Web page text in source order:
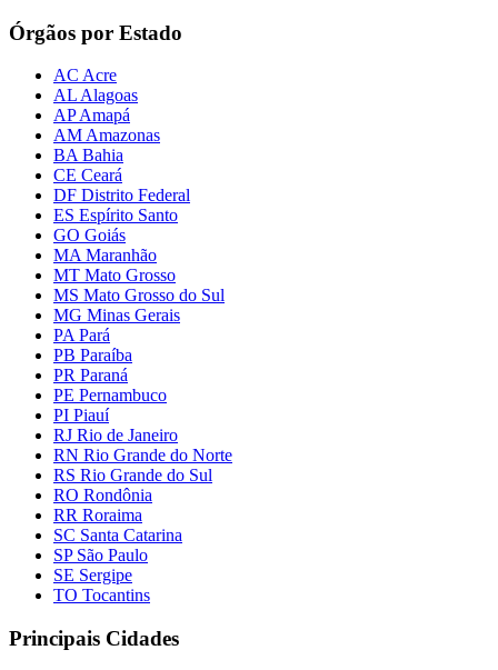
Órgãos por Estado
AC Acre
AL Alagoas
AP Amapá
AM Amazonas
BA Bahia
CE Ceará
DF Distrito Federal
ES Espírito Santo
GO Goiás
MA Maranhão
MT Mato Grosso
MS Mato Grosso do Sul
MG Minas Gerais
PA Pará
PB Paraíba
PR Paraná
PE Pernambuco
PI Piauí
RJ Rio de Janeiro
RN Rio Grande do Norte
RS Rio Grande do Sul
RO Rondônia
RR Roraima
SC Santa Catarina
SP São Paulo
SE Sergipe
TO Tocantins
Principais Cidades